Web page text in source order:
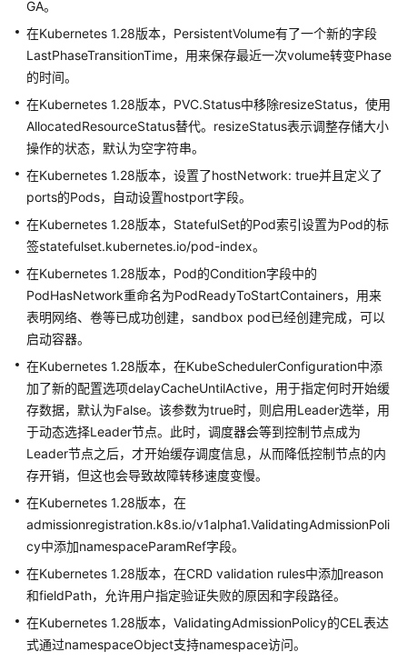
护）
Kubernetes
本
说
明
（停
维
护）
Kubernetes
1.13
版
明
（停
止
维
护）
1.11
版
本
说
明
止
GA。
在Kubernetes 1.28版本，PersistentVolume有了一个新的字段
LastPhaseTransitionTime，用来保存最近一次volume转变Phase
的时间。
在Kubernetes 1.28版本，PVC.Status中移除resizeStatus，使用
AllocatedResourceStatus替代。resizeStatus表示调整存储大小
操作的状态，默认为空字符串。
在Kubernetes 1.28版本，设置了hostNetwork: true并且定义了
ports的Pods，自动设置hostport字段。
在Kubernetes 1.28版本，StatefulSet的Pod索引设置为Pod的标
签statefulset.kubernetes.io/pod-index。
在Kubernetes 1.28版本，Pod的Condition字段中的
PodHasNetwork重命名为PodReadyToStartContainers，用来
表明网络、卷等已成功创建，sandbox pod已经创建完成，可以
启动容器。
在Kubernetes 1.28版本，在KubeSchedulerConfiguration中添
加了新的配置选项delayCacheUntilActive，用于指定何时开始缓
存数据，默认为False。该参数为true时，则启用Leader选举，用
于动态选择Leader节点。此时，调度器会等到控制节点成为
Leader节点之后，才开始缓存调度信息，从而降低控制节点的内
存开销，但这也会导致故障转移速度变慢。
在Kubernetes 1.28版本，在
admissionregistration.k8s.io/v1alpha1.ValidatingAdmissionPoli
cy中添加namespaceParamRef字段。
在Kubernetes 1.28版本，在CRD validation rules中添加reason
和fieldPath，允许用户指定验证失败的原因和字段路径。
在Kubernetes 1.28版本，ValidatingAdmissionPolicy的CEL表达
式通过namespaceObject支持namespace访问。